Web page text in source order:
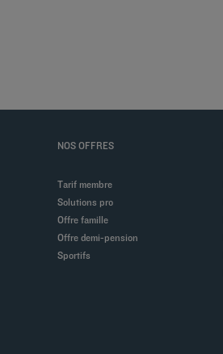
NOS OFFRES
Tarif membre
Solutions pro
Offre famille
Offre demi-pension
Sportifs